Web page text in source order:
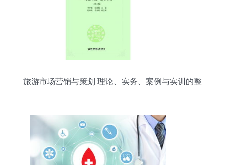
旅游市场营销与策划 理论、实务、案例与实训的整